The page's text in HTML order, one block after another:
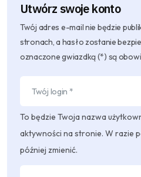
Utwórz swoje konto
Twój adres e-mail nie będzie
stronach, a hasło zostanie
oznaczone gwiazdką (*) są
To będzie Twoja nazwa
aktywności na stronie. W razie
później zmienić.